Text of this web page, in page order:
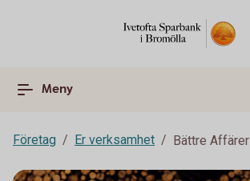
Meny
Företag Er verksamhet Bättre Affärer